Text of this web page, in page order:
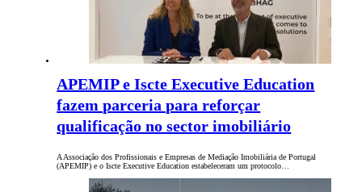
APEMIP e Iscte Executive Education
fazem parceria para reforçar
qualificação no sector imobiliário
A Associação dos Profissionais e Empresas de Mediação Imobiliária de Portugal
(APEMIP) e o Iscte Executive Education estabeleceram um protocolo…